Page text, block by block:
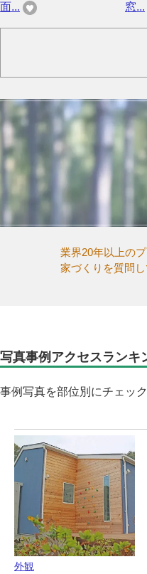
面...
窓...
業界20年以上の
家づくりを質問し
写真事例アクセスランキ
事例写真を部位別にチェック
外観